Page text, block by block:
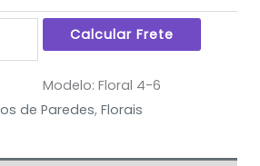
Modelo:Floral 4-6
de Paredes, Florais